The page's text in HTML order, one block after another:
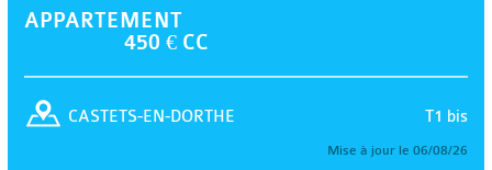
APPARTEMENT
450 € CC
T1 bis
CASTETS-EN-DORTHE
Mise à jour le 06/08/26